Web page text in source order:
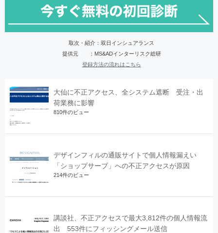
取次・紹介：双日インシュアランス
提供元 ：MS&ADインターリスク総研
登録方法の流れはこちら
大仙に不正アクセス、全システム遮断 受注・出
荷業務に影響
810件のビュー
デザインフィルの通販サイトで個人情報漏えい
「ショップサーブ」への不正アクセスが原因
214件のビュー
講談社、不正アクセスで最大3,812件の個人情報流
出 553件にフィッシングメール送信